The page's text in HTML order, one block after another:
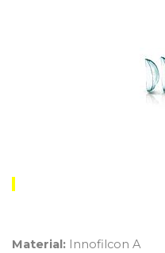
Material: Innofilcon A